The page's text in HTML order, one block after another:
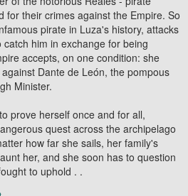
for their crimes against the Empire. So
pirate in Luza's history, attacks
him in exchange for being
accepts, on one condition: she
Dante de León, the pompous
Minister.
prove herself once and for all,
quest across the archipelago
how far she sails, her family's
her, and she soon has to question
to uphold . .